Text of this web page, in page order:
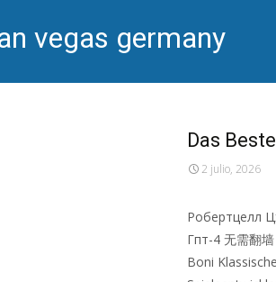
vegas germany
Das
2 julio, 2026
Робертцелл
Гпт-4 无需翻
Boni